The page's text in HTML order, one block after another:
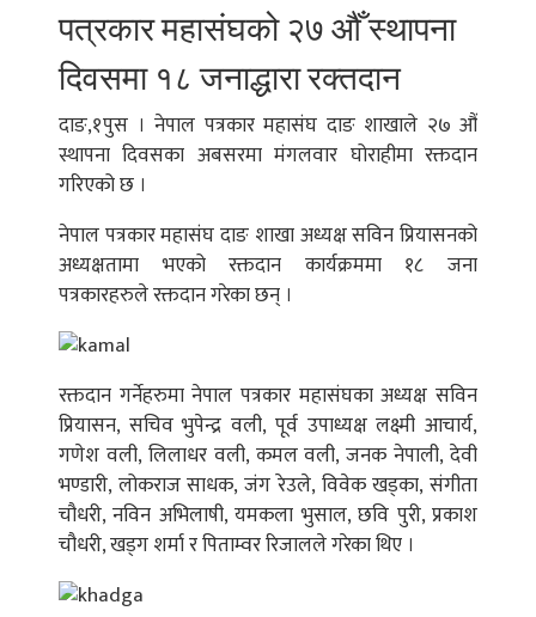
पत्रकार महासंघको २७ औँ स्थापना
दिवसमा १८ जनाद्धारा रक्तदान
दाङ,१पुस । नेपाल पत्रकार महासंघ दाङ शाखाले २७ औं
स्थापना दिवसका अबसरमा मंगलवार घोराहीमा रक्तदान
गरिएको छ ।
नेपाल पत्रकार महासंघ दाङ शाखा अध्यक्ष सविन प्रियासनको
अध्यक्षतामा भएको रक्तदान कार्यक्रममा १८ जना
पत्रकारहरुले रक्तदान गरेका छन् ।
रक्तदान गर्नेहरुमा नेपाल पत्रकार महासंघका अध्यक्ष सविन
प्रियासन, सचिव भुपेन्द्र वली, पूर्व उपाध्यक्ष लक्ष्मी आचार्य,
गणेश वली, लिलाधर वली, कमल वली, जनक नेपाली, देवी
भण्डारी, लोकराज साधक, जंग रेउले, विवेक खड्का, संगीता
चौधरी, नविन अभिलाषी, यमकला भुसाल, छवि पुरी, प्रकाश
चौधरी, खड्ग शर्मा र पिताम्वर रिजालले गरेका थिए ।